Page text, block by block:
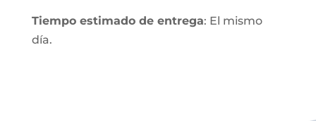
Tiempo estimado de entrega: El mismo
día.